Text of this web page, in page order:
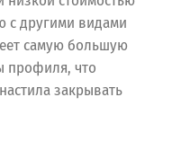
с другими видами
самую большую
профиля, что
закрывать